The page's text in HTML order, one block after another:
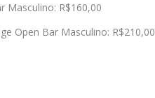
R$160,00
Open Bar Masculino: R$210,00